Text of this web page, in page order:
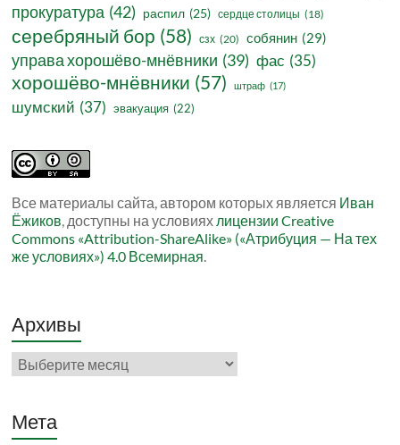
прокуратура (42) распил (25) сердце столицы (18)
серебряный бор (58) сзх (20) собянин (29)
управа хорошёво-мнёвники (39) фас (35)
хорошёво-мнёвники (57) штраф (17)
шумский (37) эвакуация (22)
Все материалы сайта, автором которых является Иван
Ёжиков , доступны на условиях лицензии Creative
Commons «Attribution-ShareAlike» («Атрибуция — На тех
же условиях») 4.0 Всемирная
Архивы
Архивы
Мета